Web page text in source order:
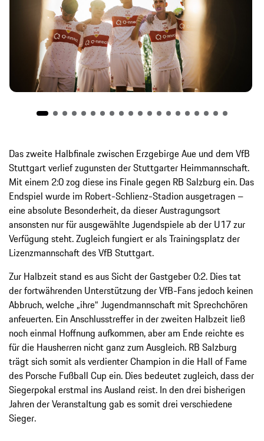
Das zweite Halbfinale zwischen Erzgebirge Aue und dem VfB
Stuttgart verlief zugunsten der Stuttgarter Heimmannschaft.
Mit einem 2:0 zog diese ins Finale gegen RB Salzburg ein. Das
Endspiel wurde im Robert-Schlienz-Stadion ausgetragen –
eine absolute Besonderheit, da dieser Austragungsort
ansonsten nur für ausgewählte Jugendspiele ab der U17 zur
Verfügung steht. Zugleich fungiert er als Trainingsplatz der
Lizenzmannschaft des VfB Stuttgart.
Zur Halbzeit stand es aus Sicht der Gastgeber 0:2. Dies tat
der fortwährenden Unterstützung der VfB-Fans jedoch keinen
Abbruch, welche „ihre“ Jugendmannschaft mit Sprechchören
anfeuerten. Ein Anschlusstreffer in der zweiten Halbzeit ließ
noch einmal Hoffnung aufkommen, aber am Ende reichte es
für die Hausherren nicht ganz zum Ausgleich. RB Salzburg
trägt sich somit als verdienter Champion in die Hall of Fame
des Porsche Fußball Cup ein. Dies bedeutet zugleich, dass der
Siegerpokal erstmal ins Ausland reist. In den drei bisherigen
Jahren der Veranstaltung gab es somit drei verschiedene
Sieger.